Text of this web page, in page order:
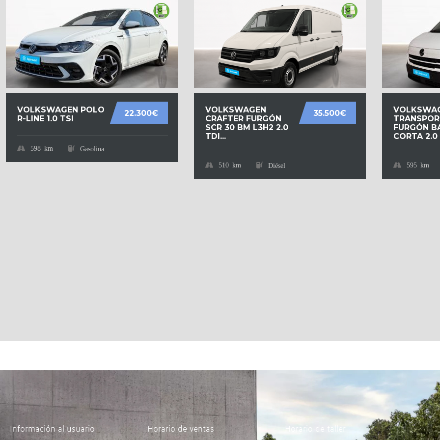
22.300€
VOLKSWAGEN POLO
R-LINE 1.0 TSI
598 km Gasolina
35.500€
VOLKSWAGEN
CRAFTER FURGÓN
SCR 30 BM L3H2 2.0
TDI...
510 km Diésel
FURGÓN
CORTA 2.0
595 km
Información al usuario Horario de ventas Horario de taller